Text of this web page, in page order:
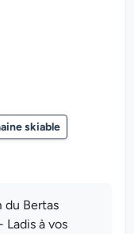
skiable
du Bertas
Ladis à vos